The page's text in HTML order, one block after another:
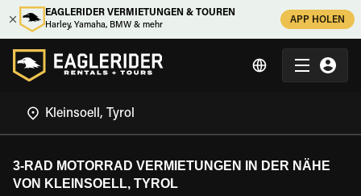
EAGLERIDER VERMIETUNGEN & TOUREN
Harley, Yamaha, BMW & mehr
APP HOLEN
3-RAD MOTORRAD VERMIETUNGEN IN DER NÄHE
VON KLEINSOELL, TYROL